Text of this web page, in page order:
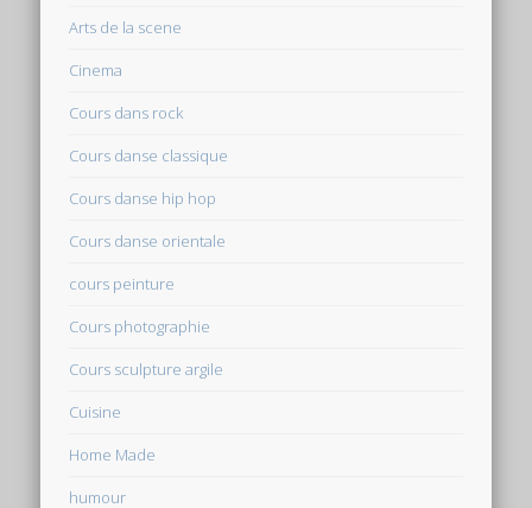
Arts de la scene
Cinema
Cours dans rock
Cours danse classique
Cours danse hip hop
Cours danse orientale
cours peinture
Cours photographie
Cours sculpture argile
Cuisine
Home Made
humour